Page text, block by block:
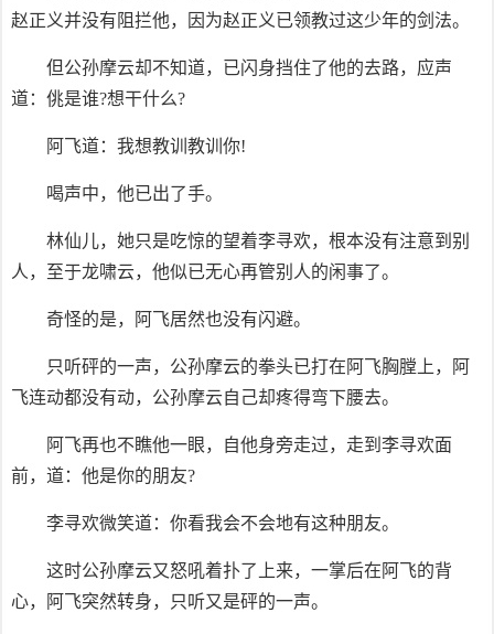
赵正义并没有阻拦他，因为赵正义已领教过这少年的剑法。
但公孙摩云却不知道，已闪身挡住了他的去路，应声
道：佻是谁?想干什么?
阿飞道：我想教训教训你!
喝声中，他已出了手。
林仙儿，她只是吃惊的望着李寻欢，根本没有注意到别
人，至于龙啸云，他似已无心再管别人的闲事了。
奇怪的是，阿飞居然也没有闪避。
只听砰的一声，公孙摩云的拳头已打在阿飞胸膛上，阿
飞连动都没有动，公孙摩云自己却疼得弯下腰去。
阿飞再也不瞧他一眼，自他身旁走过，走到李寻欢面
前，道：他是你的朋友?
李寻欢微笑道：你看我会不会地有这种朋友。
这时公孙摩云又怒吼着扑了上来，一掌后在阿飞的背
心，阿飞突然转身，只听又是砰的一声。